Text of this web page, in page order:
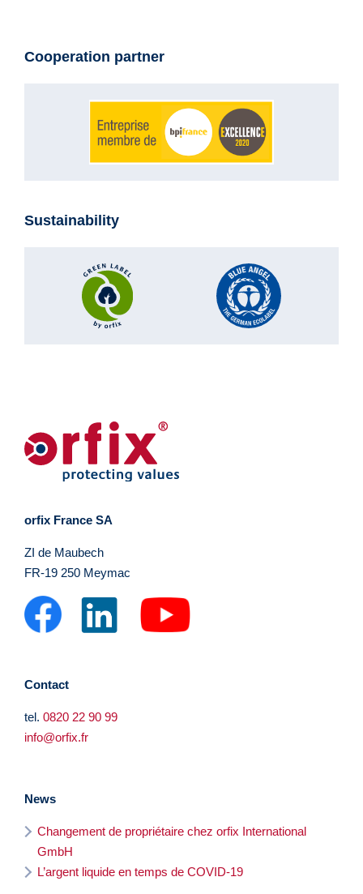
Cooperation partner
Sustainability
orfix France SA
ZI de Maubech
FR-19 250 Meymac
Contact
tel. 0820 22 90 99
info@orfix.fr
News
Changement de propriétaire chez orfix International
GmbH
L’argent liquide en temps de COVID-19